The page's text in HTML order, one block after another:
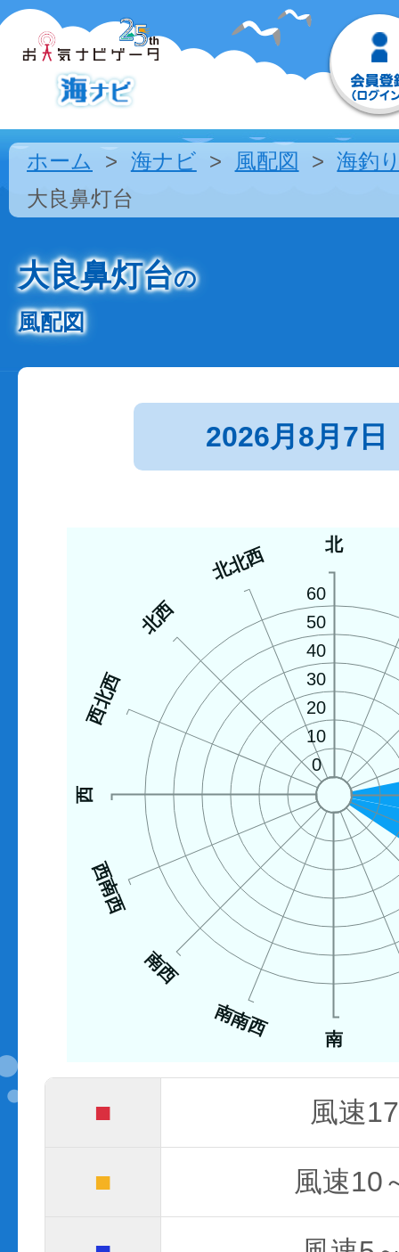
ホーム 海ナビ 風配図
海釣
大良鼻灯台
大良鼻灯台の
風配図
2026月8月7日
北
南
南南西
南西
西南西
西
西北西
北西
北北西
0
10
20
30
40
50
60
■ 風速
■ 風速10